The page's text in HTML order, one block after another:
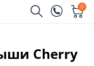
0
Cherry